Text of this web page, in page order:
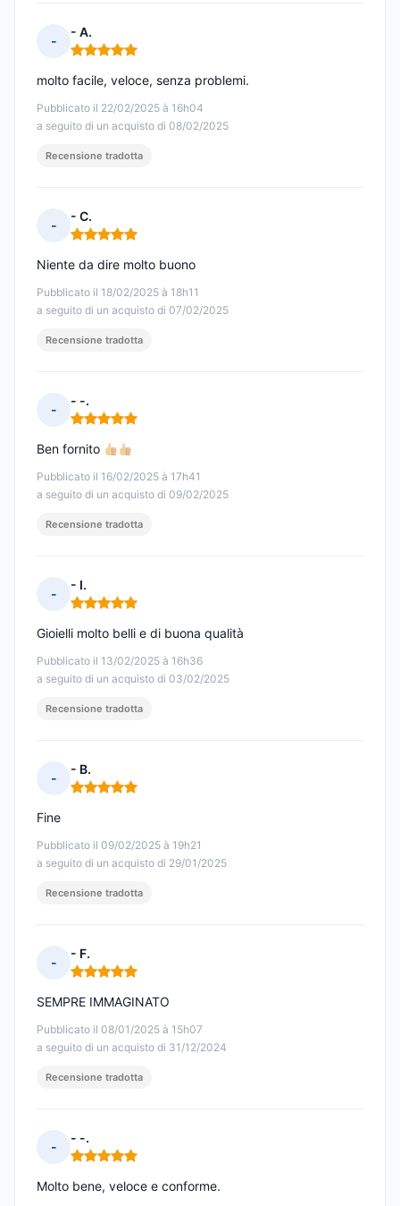
-
- A.
Nota: 5 su 5
Pubblicato il 22/02/2025 à 16h04
a seguito di un acquisto di 08/02/2025
molto facile, veloce, senza problemi.
Recensione tradotta
-
- C.
Nota: 5 su 5
Pubblicato il 18/02/2025 à 18h11
a seguito di un acquisto di 07/02/2025
Niente da dire molto buono
Recensione tradotta
-
- -.
Nota: 5 su 5
Pubblicato il 16/02/2025 à 17h41
a seguito di un acquisto di 09/02/2025
Ben fornito
Recensione tradotta
-
- I.
Nota: 5 su 5
Pubblicato il 13/02/2025 à 16h36
a seguito di un acquisto di 03/02/2025
Gioielli molto belli e di buona qualità
Recensione tradotta
-
- B.
Nota: 5 su 5
Pubblicato il 09/02/2025 à 19h21
a seguito di un acquisto di 29/01/2025
Fine
Recensione tradotta
-
- F.
Nota: 5 su 5
Pubblicato il 08/01/2025 à 15h07
a seguito di un acquisto di 31/12/2024
SEMPRE IMMAGINATO
Recensione tradotta
-
- -.
Nota: 5 su 5
Molto bene, veloce e conforme.